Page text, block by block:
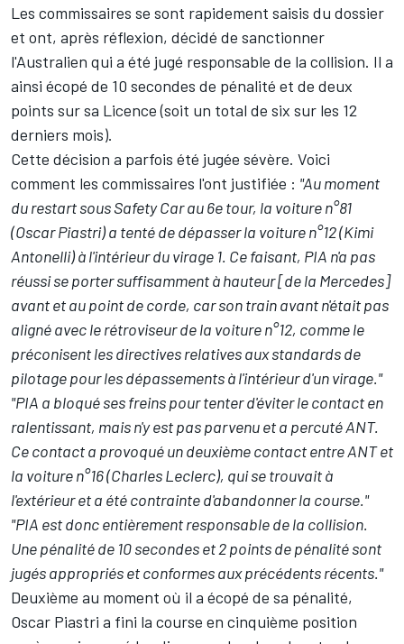
Les commissaires se sont rapidement saisis du dossier
et ont, après réflexion, décidé de sanctionner
l'Australien qui a été jugé responsable de la collision. Il a
ainsi écopé de 10 secondes de pénalité et de deux
points sur sa Licence (soit un total de six sur les 12
derniers mois).
Cette décision a parfois été jugée sévère. Voici
comment les commissaires l'ont justifiée : "Au moment
du restart sous Safety Car au 6e tour, la voiture n°81
(Oscar Piastri) a tenté de dépasser la voiture n°12 (Kimi
Antonelli) à l'intérieur du virage 1. Ce faisant, PIA n'a pas
réussi se porter suffisamment à hauteur [de la Mercedes]
avant et au point de corde, car son train avant n'était pas
aligné avec le rétroviseur de la voiture n°12, comme le
préconisent les directives relatives aux standards de
pilotage pour les dépassements à l'intérieur d'un virage."
"PIA a bloqué ses freins pour tenter d'éviter le contact en
ralentissant, mais n'y est pas parvenu et a percuté ANT.
Ce contact a provoqué un deuxième contact entre ANT et
la voiture n°16 (Charles Leclerc), qui se trouvait à
l'extérieur et a été contrainte d'abandonner la course."
"PIA est donc entièrement responsable de la collision.
Une pénalité de 10 secondes et 2 points de pénalité sont
jugés appropriés et conformes aux précédents récents."
Deuxième au moment où il a écopé de sa pénalité,
Oscar Piastri a fini la course en cinquième position